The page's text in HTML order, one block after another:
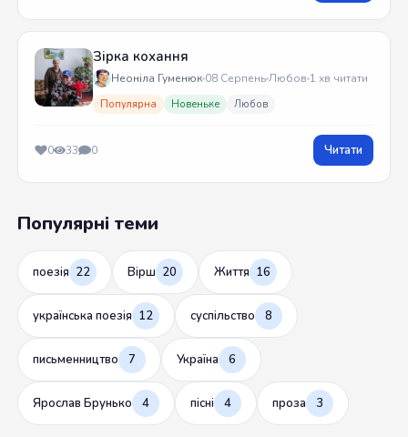
Зірка кохання
Неоніла Гуменюк 08 СерпеньЛюбов 1 хв читати
Популярна Новеньке Любов
0 33 0 Читати
Популярні теми
поезія 22 Вірш 20 Життя 16
українська поезія 12 суспільство 8
письменництво 7 Україна 6
Ярослав Брунько 4 пісні 4 проза 3